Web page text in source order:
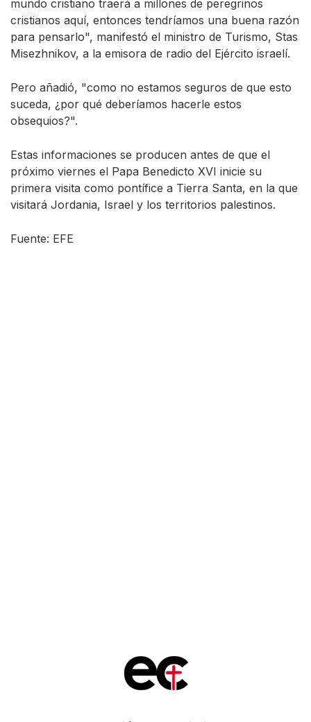
mundo cristiano traerá a millones de peregrinos
cristianos aquí, entonces tendríamos una buena razón
para pensarlo", manifestó el ministro de Turismo, Stas
Misezhnikov, a la emisora de radio del Ejército israelí.
Pero añadió, "como no estamos seguros de que esto
suceda, ¿por qué deberíamos hacerle estos
obsequios?".
Estas informaciones se producen antes de que el
próximo viernes el Papa Benedicto XVI inicie su
primera visita como pontífice a Tierra Santa, en la que
visitará Jordania, Israel y los territorios palestinos.
Fuente: EFE